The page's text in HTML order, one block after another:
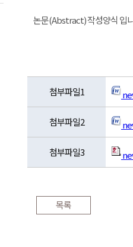
논문(Abstract) 작성양식 입
첨부파일1
첨부파일2
첨부파일3
목록